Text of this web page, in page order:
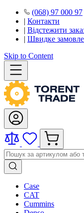
(068) 97 000 97
| Контакти
| Відстежити
| Швидке
Skip to Content
Case
CAT
Cummins